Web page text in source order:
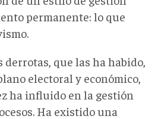
permanente: lo que
que las ha habido,
electoral y económico,
ha influido en la gestión
Ha existido una